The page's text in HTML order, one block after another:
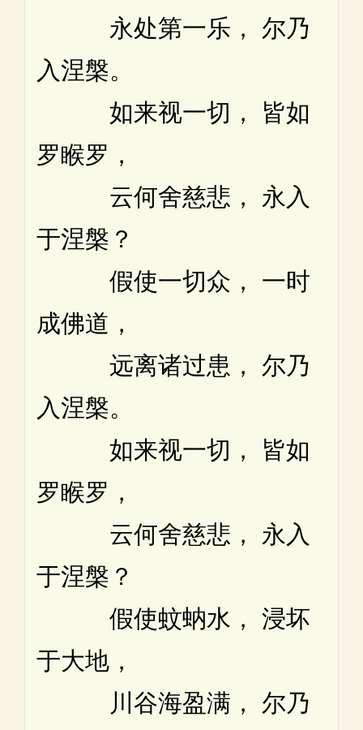
永处第一乐， 尔乃
入涅槃。
如来视一切， 皆如
罗睺罗，
云何舍慈悲， 永入
于涅槃？
假使一切众， 一时
成佛道，
远离诸过患， 尔乃
入涅槃。
如来视一切， 皆如
罗睺罗，
云何舍慈悲， 永入
于涅槃？
假使蚊蚋水， 浸坏
于大地，
川谷海盈满， 尔乃